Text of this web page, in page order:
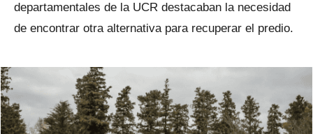
departamentales de la UCR destacaban la necesidad
de encontrar otra alternativa para recuperar el predio.